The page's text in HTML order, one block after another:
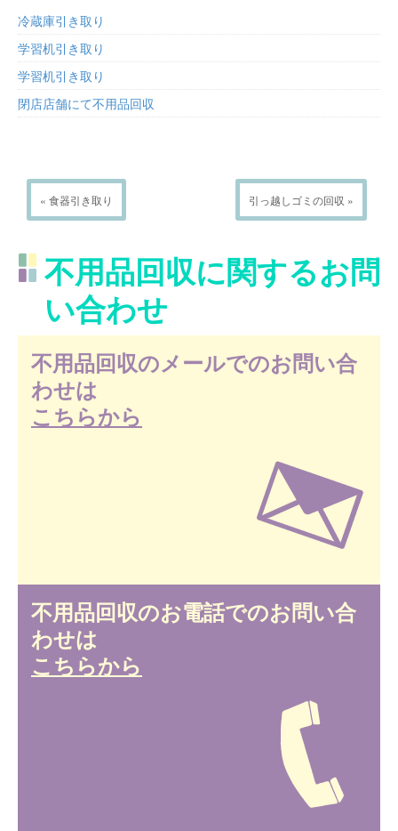
冷蔵庫引き取り
学習机引き取り
学習机引き取り
閉店店舗にて不用品回収
« 食器引き取り 引っ越しゴミの回収 »
不用品回収に関するお問
い合わせ
不用品回収のメールでのお問い合
わせは
こちらから
不用品回収のお電話でのお問い合
わせは
こちらから